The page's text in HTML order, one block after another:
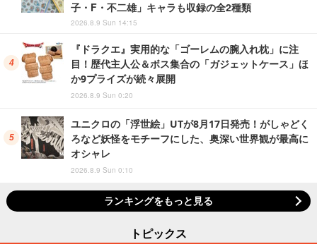
子・F・不二雄」キャラも収録の全2種類
2026.8.9 Sun 14:15
『ドラクエ』実用的な「ゴーレムの腕入れ枕」に注
目！歴代主人公＆ボス集合の「ガジェットケース」ほ
か9プライズが続々展開
2026.8.9 Sun 0:20
ユニクロの「浮世絵」UTが8月17日発売！がしゃどく
ろなど妖怪をモチーフにした、奥深い世界観が最高に
オシャレ
2026.8.9 Sun 0:10
ランキングをもっと見る
トピックス